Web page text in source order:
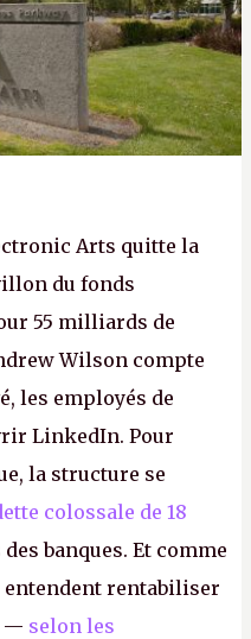
Arts quitte la
du fonds
55 milliards de
Wilson compte
les employés de
LinkedIn. Pour
la structure se
colossale de 18
banques. Et comme
rentabiliser
— selon les